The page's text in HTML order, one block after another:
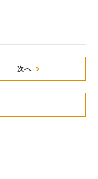
次へ